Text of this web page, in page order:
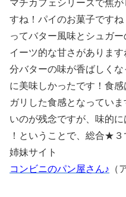
マチカフェシリーズで焦
すね！パイのお菓子です
ってバター風味とシュガ
イーツ的な甘さがありま
分バターの味が香ばしく
に美味しかったです！食感
ガリした食感となってい
いのが残念ですが、味的
！ということで、総合★
姉妹サイト
コンビニのパン屋さん♪ （